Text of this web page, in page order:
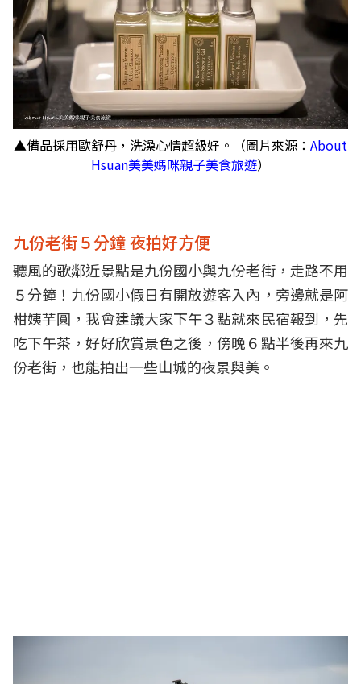
▲備品採用歐舒丹，洗澡心情超級好。（圖片來源： About
Hsuan美美媽咪親子美食旅遊）
九份老街５分鐘 夜拍好方便
聽風的歌鄰近景點是九份國小與九份老街，走路不用
５分鐘！九份國小假日有開放遊客入內，旁邊就是阿
柑姨芋圓，我會建議大家下午３點就來民宿報到，先
吃下午茶，好好欣賞景色之後，傍晚６點半後再來九
份老街，也能拍出一些山城的夜景與美。